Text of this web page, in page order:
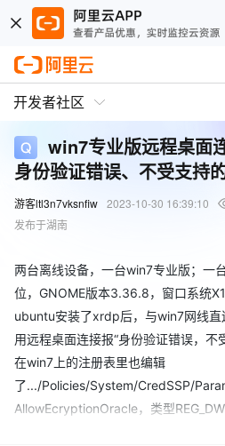
开发者社区
win7专业版远程桌面
身份验证错误、不受支持的
游客ltl3n7vksnfiw 2023-10-30 16:39:10
发布于湖南
两台离线设备，一台win7专业版；
位，GNOME版本3.36.8，窗口系统
ubuntu安装了xrdp后，与win7网线
用远程桌面连接报“身份验证错误，不
在win7上的注册表里也编辑
了.../Policies/System/CredSSP/
AllowEcryptionOracle，类型